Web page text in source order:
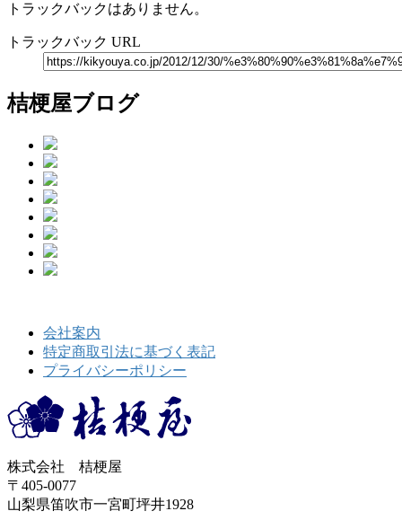
トラックバックはありません。
トラックバック URL
桔梗屋ブログ
会社案内
特定商取引法に基づく表記
プライバシーポリシー
株式会社 桔梗屋
〒405-0077
山梨県笛吹市一宮町坪井1928